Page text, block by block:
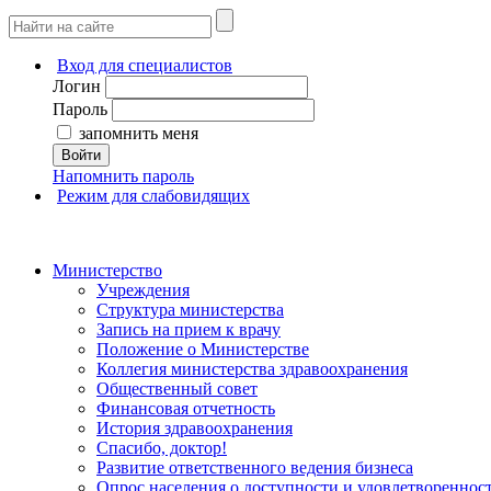
Вход для специалистов
Логин
Пароль
запомнить меня
Войти
Напомнить пароль
Режим для слабовидящих
Министерство
Учреждения
Структура министерства
Запись на прием к врачу
Положение о Министерстве
Коллегия министерства здравоохранения
Общественный совет
Финансовая отчетность
История здравоохранения
Спасибо, доктор!
Развитие ответственного ведения бизнеса
Опрос населения о доступности и